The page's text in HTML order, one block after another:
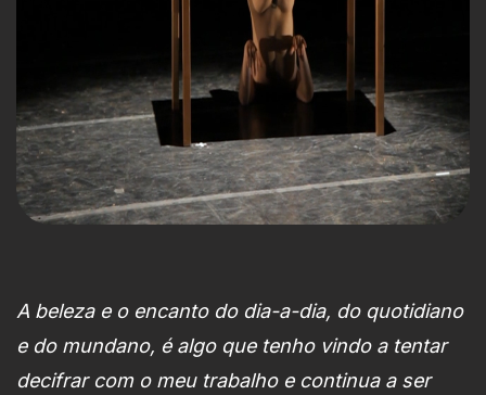
A beleza e o encanto do dia-a-dia, do quotidiano
e do mundano, é algo que tenho vindo a tentar
decifrar com o meu trabalho e continua a ser